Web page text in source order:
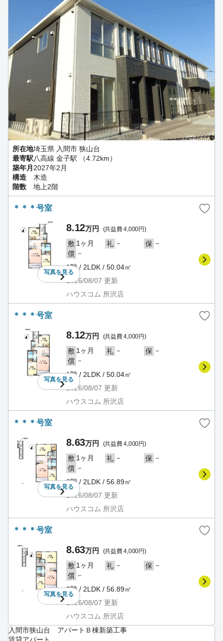
所在地埼玉県 入間市 狭山台
最寄駅八高線 金子駅 （4.72km）
築年月 2027年2月
構造
木造
階数
地上2階
＊＊＊号室
写真を見る
8.12万円 (共益費 4,000円)
敷 1ヶ月 礼 － 保 －
償 －
1階 / 2LDK / 50.04㎡
2026/08/07 更新
ハウスコム 所沢店
＊＊＊号室
写真を見る
8.12万円 (共益費 4,000円)
敷 1ヶ月 礼 － 保 －
償 －
1階 / 2LDK / 50.04㎡
2026/08/07 更新
ハウスコム 所沢店
＊＊＊号室
写真を見る
8.63万円 (共益費 4,000円)
敷 1ヶ月 礼 － 保 －
償 －
2階 / 2LDK / 56.89㎡
2026/08/07 更新
ハウスコム 所沢店
＊＊＊号室
写真を見る
8.63万円 (共益費 4,000円)
敷 1ヶ月 礼 － 保 －
償 －
2階 / 2LDK / 56.89㎡
2026/08/07 更新
ハウスコム 所沢店
入間市狭山台 アパートＢ棟新築工事
賃貸アパート